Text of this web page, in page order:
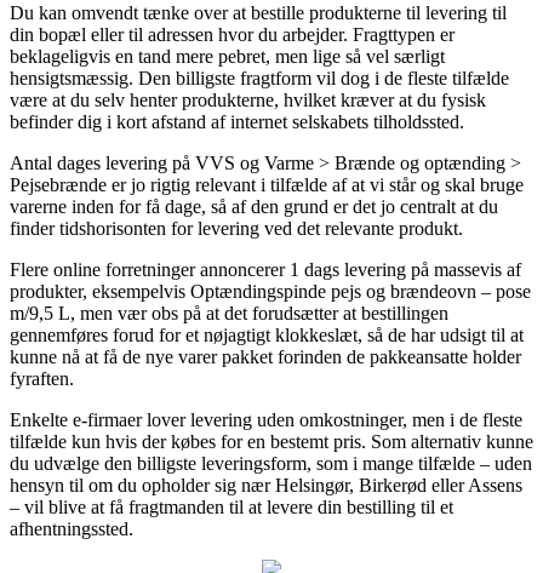
Du kan omvendt tænke over at bestille produkterne til levering til
din bopæl eller til adressen hvor du arbejder. Fragttypen er
beklageligvis en tand mere pebret, men lige så vel særligt
hensigtsmæssig. Den billigste fragtform vil dog i de fleste tilfælde
være at du selv henter produkterne, hvilket kræver at du fysisk
befinder dig i kort afstand af internet selskabets tilholdssted.
Antal dages levering på VVS og Varme > Brænde og optænding >
Pejsebrænde er jo rigtig relevant i tilfælde af at vi står og skal bruge
varerne inden for få dage, så af den grund er det jo centralt at du
finder tidshorisonten for levering ved det relevante produkt.
Flere online forretninger annoncerer 1 dags levering på massevis af
produkter, eksempelvis Optændingspinde pejs og brændeovn – pose
m/9,5 L, men vær obs på at det forudsætter at bestillingen
gennemføres forud for et nøjagtigt klokkeslæt, så de har udsigt til at
kunne nå at få de nye varer pakket forinden de pakkeansatte holder
fyraften.
Enkelte e-firmaer lover levering uden omkostninger, men i de fleste
tilfælde kun hvis der købes for en bestemt pris. Som alternativ kunne
du udvælge den billigste leveringsform, som i mange tilfælde – uden
hensyn til om du opholder sig nær Helsingør, Birkerød eller Assens
– vil blive at få fragtmanden til at levere din bestilling til et
afhentningssted.